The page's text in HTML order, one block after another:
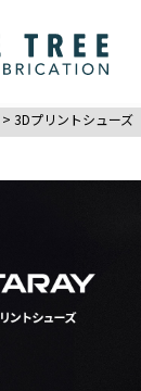
> 3Dプリントシューズ